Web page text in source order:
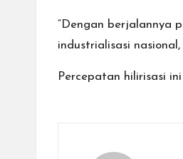
“Dengan berjalannya
industrialisasi
Percepatan hilirisasi